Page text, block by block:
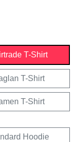
T-Shirt
T-Shirt
T-Shirt
Hoodie